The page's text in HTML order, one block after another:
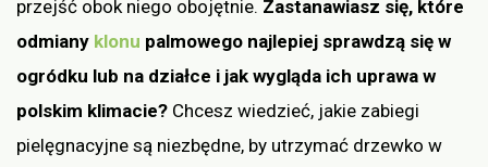
przejść obok niego obojętnie. Zastanawiasz się, które
odmiany klonu palmowego najlepiej sprawdzą się w
ogródku lub na działce i jak wygląda ich uprawa w
polskim klimacie? Chcesz wiedzieć, jakie zabiegi
pielęgnacyjne są niezbędne, by utrzymać drzewko w